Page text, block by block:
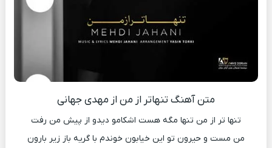
متن آهنگ تنهاتر از من از مهدی جهانی
تنها تر از من تنها مگه هست اشکامو دیدو از پیش من رفت
من مست و حیرون تو این خیابون خوندم با گریه باز زیر بارون